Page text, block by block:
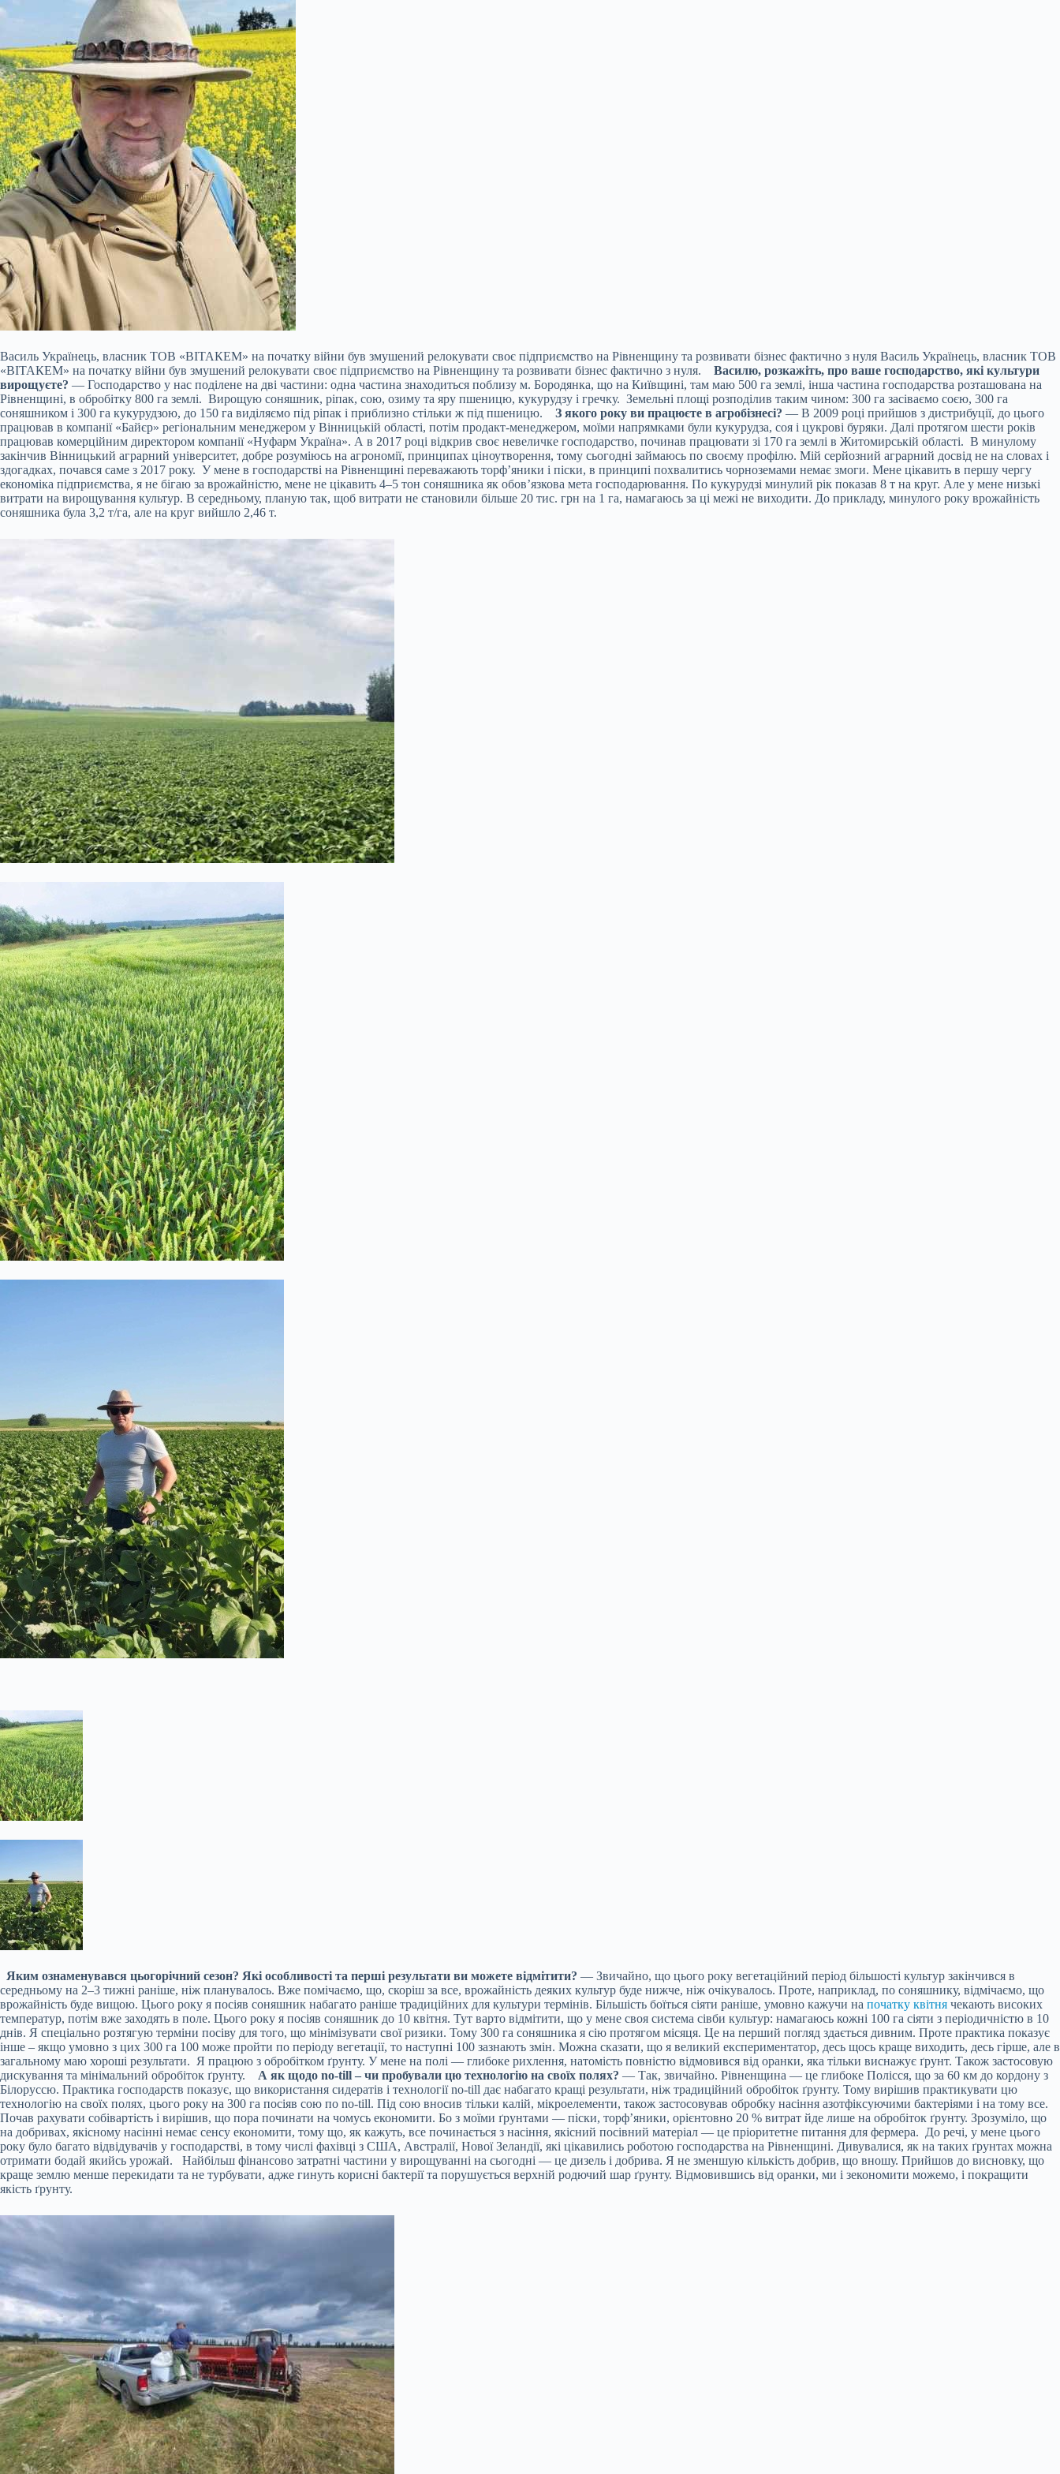
Василь Українець, власник ТОВ «ВІТАКЕМ» на початку війни був змушений релокувати своє підприємство на Рівненщину та розвивати бізнес фактично з нуля Василь Українець, власник ТОВ
«ВІТАКЕМ» на початку війни був змушений релокувати своє підприємство на Рівненщину та розвивати бізнес фактично з нуля. Василю, розкажіть, про ваше господарство, які культури
вирощуєте? — Господарство у нас поділене на дві частини: одна частина знаходиться поблизу м. Бородянка, що на Київщині, там маю 500 га землі, інша частина господарства розташована на
Рівненщині, в обробітку 800 га землі. Вирощую соняшник, ріпак, сою, озиму та яру пшеницю, кукурудзу і гречку. Земельні площі розподілив таким чином: 300 га засіваємо соєю, 300 га
соняшником і 300 га кукурудзою, до 150 га виділяємо під ріпак і приблизно стільки ж під пшеницю. З якого року ви працюєте в агробізнесі? — В 2009 році прийшов з дистрибуції, до цього
працював в компанії «Байєр» регіональним менеджером у Вінницькій області, потім продакт-менеджером, моїми напрямками були кукурудза, соя і цукрові буряки. Далі протягом шести років
працював комерційним директором компанії «Нуфарм Україна». А в 2017 році відкрив своє невеличке господарство, починав працювати зі 170 га землі в Житомирській області. В минулому
закінчив Вінницький аграрний університет, добре розуміюсь на агрономії, принципах ціноутворення, тому сьогодні займаюсь по своєму профілю. Мій серйозний аграрний досвід не на словах і
здогадках, почався саме з 2017 року. У мене в господарстві на Рівненщині переважають торф’яники і піски, в принципі похвалитись чорноземами немає змоги. Мене цікавить в першу чергу
економіка підприємства, я не бігаю за врожайністю, мене не цікавить 4–5 тон соняшника як обов’язкова мета господарювання. По кукурудзі минулий рік показав 8 т на круг. Але у мене низькі
витрати на вирощування культур. В середньому, планую так, щоб витрати не становили більше 20 тис. грн на 1 га, намагаюсь за ці межі не виходити. До прикладу, минулого року врожайність
соняшника була 3,2 т/га, але на круг вийшло 2,46 т.
Яким ознаменувався цьогорічний сезон? Які особливості та перші результати ви можете відмітити? — Звичайно, що цього року вегетаційний період більшості культур закінчився в
середньому на 2–3 тижні раніше, ніж планувалось. Вже помічаємо, що, скоріш за все, врожайність деяких культур буде нижче, ніж очікувалось. Проте, наприклад, по соняшнику, відмічаємо, що
врожайність буде вищою. Цього року я посіяв соняшник набагато раніше традиційних для культури термінів. Більшість боїться сіяти раніше, умовно кажучи на початку квітня чекають високих
температур, потім вже заходять в поле. Цього року я посіяв соняшник до 10 квітня. Тут варто відмітити, що у мене своя система сівби культур: намагаюсь кожні 100 га сіяти з періодичністю в 10
днів. Я спеціально розтягую терміни посіву для того, що мінімізувати свої ризики. Тому 300 га соняшника я сію протягом місяця. Це на перший погляд здається дивним. Проте практика показує
інше – якщо умовно з цих 300 га 100 може пройти по періоду вегетації, то наступні 100 зазнають змін. Можна сказати, що я великий експериментатор, десь щось краще виходить, десь гірше, але в
загальному маю хороші результати. Я працюю з обробітком ґрунту. У мене на полі — глибоке рихлення, натомість повністю відмовився від оранки, яка тільки виснажує ґрунт. Також застосовую
дискування та мінімальний обробіток ґрунту. А як щодо no-till – чи пробували цю технологію на своїх полях? — Так, звичайно. Рівненщина — це глибоке Полісся, що за 60 км до кордону з
Білоруссю. Практика господарств показує, що використання сидератів і технології no-till дає набагато кращі результати, ніж традиційний обробіток ґрунту. Тому вирішив практикувати цю
технологію на своїх полях, цього року на 300 га посіяв сою по no-till. Під сою вносив тільки калій, мікроелементи, також застосовував обробку насіння азотфіксуючими бактеріями і на тому все.
Почав рахувати собівартість і вирішив, що пора починати на чомусь економити. Бо з моїми ґрунтами — піски, торф’яники, орієнтовно 20 % витрат йде лише на обробіток ґрунту. Зрозуміло, що
на добривах, якісному насінні немає сенсу економити, тому що, як кажуть, все починається з насіння, якісний посівний матеріал — це пріоритетне питання для фермера. До речі, у мене цього
року було багато відвідувачів у господарстві, в тому числі фахівці з США, Австралії, Нової Зеландії, які цікавились роботою господарства на Рівненщині. Дивувалися, як на таких ґрунтах можна
отримати бодай якийсь урожай. Найбільш фінансово затратні частини у вирощуванні на сьогодні — це дизель і добрива. Я не зменшую кількість добрив, що вношу. Прийшов до висновку, що
краще землю менше перекидати та не турбувати, адже гинуть корисні бактерії та порушується верхній родючий шар ґрунту. Відмовившись від оранки, ми і зекономити можемо, і покращити
якість ґрунту.